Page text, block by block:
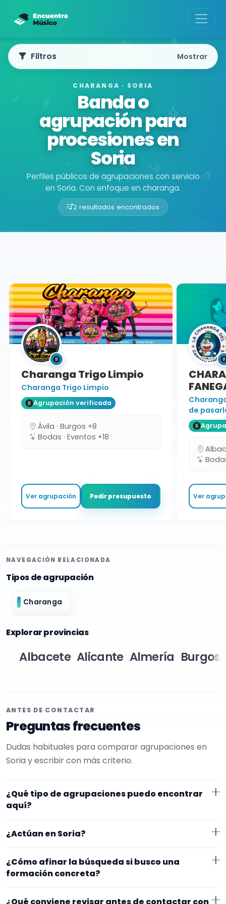
CHARANGA · SORIA
Banda o
agrupación para
procesiones en
Soria
Perfiles públicos de agrupaciones con servicio
en Soria. Con enfoque en charanga.
2 resultados encontrados
Buscador de músicos
Filtros Mostrar
Charanga Trigo Limpio
Charanga Trigo Limpio
Agrupación verificada
Ávila · Burgos +8
Bodas · Eventos +18
Ver agrupación Pedir presupuesto
de
Bodas
Ver
NAVEGACIÓN RELACIONADA
Tipos de agrupación
Charanga
Explorar provincias
Albacete Alicante Almería Burgos
ANTES DE CONTACTAR
Preguntas frecuentes
Dudas habituales para comparar agrupaciones en
Soria y escribir con más criterio.
¿Qué tipo de agrupaciones puedo encontrar
aquí?
procesiones. En esta página la selección está más
repertorio, tamaño de la formación y vídeos antes de
¿Actúan en Soria?
trabajan en Soria. Algunos son de la zona y otros se
exacto, horarios y posibles gastos.
¿Cómo afinar la búsqueda si busco una
formación concreta?
¿Qué conviene revisar antes de contactar con